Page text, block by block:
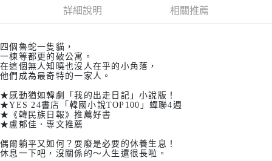
詳細說明 相關推薦
四個魯蛇一隻貓，
一棟等都更的破公寓。
在這個無人知曉也沒人在乎的小角落，
他們成為最奇特的一家人。
★感動猶如韓劇「我的出走日記」小說版！
★YES 24書店「韓國小說TOP100」蟬聯4週
★《韓民族日報》推薦好書
★盧郁佳．專文推薦
偶爾躺平又如何？耍廢是必要的休養生息！
休息一下吧，沒關係的～人生還很長啦。